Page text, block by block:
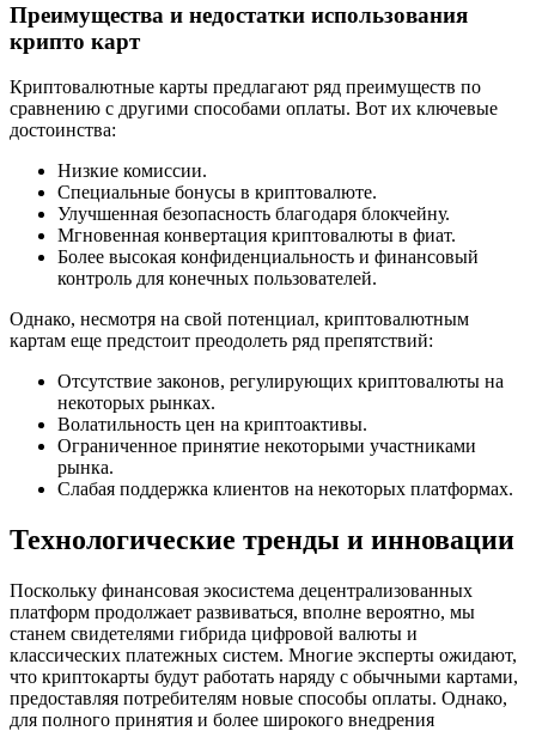
Преимущества и недостатки использования
крипто карт
Криптовалютные карты предлагают ряд преимуществ по
сравнению с другими способами оплаты. Вот их ключевые
достоинства:
Низкие комиссии.
Специальные бонусы в криптовалюте.
Улучшенная безопасность благодаря блокчейну.
Мгновенная конвертация криптовалюты в фиат.
Более высокая конфиденциальность и финансовый
контроль для конечных пользователей.
Однако, несмотря на свой потенциал, криптовалютным
картам еще предстоит преодолеть ряд препятствий:
Отсутствие законов, регулирующих криптовалюты на
некоторых рынках.
Волатильность цен на криптоактивы.
Ограниченное принятие некоторыми участниками
рынка.
Слабая поддержка клиентов на некоторых платформах.
Технологические тренды и инновации
Поскольку финансовая экосистема децентрализованных
платформ продолжает развиваться, вполне вероятно, мы
станем свидетелями гибрида цифровой валюты и
классических платежных систем. Многие эксперты ожидают,
что криптокарты будут работать наряду с обычными картами,
предоставляя потребителям новые способы оплаты. Однако,
для полного принятия и более широкого внедрения